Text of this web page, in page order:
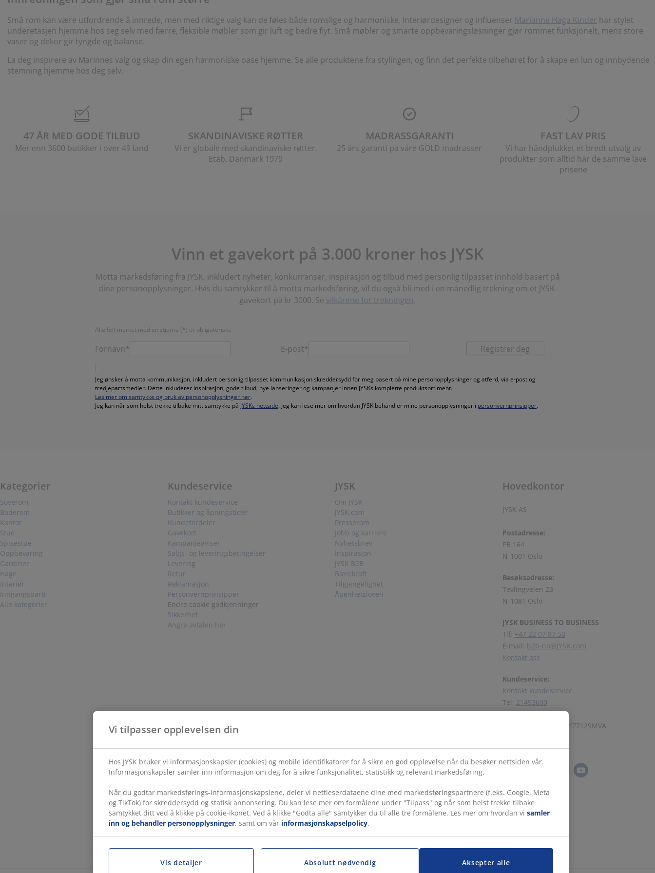
Små rom kan være utfordrende å innrede, men med riktige valg kan de føles både romslige og harmoniske. Interiørdesigner og influenser Marianne Haga Kinder har stylet
underetasjen hjemme hos seg selv med færre, fleksible møbler som gir luft og bedre flyt. Små møbler og smarte oppbevaringsløsninger gjør rommet funksjonelt, mens store
vaser og dekor gir tyngde og balanse.
La deg inspirere av Marinnes valg og skap din egen harmoniske oase hjemme. Se alle produktene fra stylingen, og finn det perfekte tilbehøret for å skape en lun og innbydende
stemning hjemme hos deg selv.
47 ÅR MED GODE TILBUD
Mer enn 3600 butikker i over 49 land
SKANDINAVISKE RØTTER
Vi er globale med skandinaviske røtter.
Etab. Danmark 1979
MADRASSGARANTI
25 års garanti på våre GOLD madrasser
FAST LAV PRIS
Vi har håndplukket et bredt utvalg av
produkter som alltid har de samme lave
prisene
Vinn et gavekort på 3.000 kroner hos JYSK
Motta markedsføring fra JYSK, inkludert nyheter, konkurranser, inspirasjon og tilbud med personlig tilpasset innhold basert på
dine personopplysninger. Hvis du samtykker til å motta markedsføring, vil du også bli med i en månedlig trekning om et JYSK-
gavekort på kr 3000. Se vilkårene for trekningen.
Alle felt merket med en stjerne (*) er obligatoriske
Fornavn* E-post* Registrer deg
Jeg ønsker å motta kommunikasjon, inkludert personlig tilpasset kommunikasjon skreddersydd for meg basert på mine personopplysninger og atferd, via e-post og
tredjepartsmedier. Dette inkluderer inspirasjon, gode tilbud, nye lanseringer og kampanjer innen JYSKs komplette produktsortiment.
Les mer om samtykke og bruk av personopplysninger her.
Jeg kan når som helst trekke tilbake mitt samtykke på JYSKs nettside. Jeg kan lese mer om hvordan JYSK behandler mine personopplysninger i personvernprinsipper.
Kategorier
Soverom
Baderom
Kontor
Stue
Spisestue
Oppbevaring
Gardiner
Hage
Interiør
Inngangsparti
Alle kategorier
Kundeservice
Kontakt kundeservice
Butikker og åpningstider
Kundefordeler
Gavekort
Kampanjeaviser
Salgs- og leveringsbetingelser
Levering
Retur
Reklamasjon
Personvernprinsipper
Endre cookie godkjenninger
Sikkerhet
Angre avtalen her
JYSK
Om JYSK
JYSK.com
Presserom
Jobb og karriere
Nyhetsbrev
Inspirasjon
JYSK B2B
Bærekraft
Tilgjengelighet
Åpenhetsloven
Hovedkontor
JYSK AS
Postadresse:
PB 164
N-1001 Oslo
Besøksadresse:
Tevlingveien 23
N-1081 Oslo
JYSK BUSINESS TO BUSINESS
Tlf: +47 22 07 87 50
E-mail: b2b-no@JYSK.com
Kontakt oss
Kundeservice:
Kontakt kundeservice
Tel: 21493600
JYSK Org. nr. NO947477129MVA
Følg JYSK
Vi tilpasser opplevelsen din
Hos JYSK bruker vi informasjonskapsler (cookies) og mobile identifikatorer for å sikre en god opplevelse når du besøker nettsiden vår.
Informasjonskapsler samler inn informasjon om deg for å sikre funksjonalitet, statistikk og relevant markedsføring.
Når du godtar markedsførings-informasjonskapslene, deler vi nettleserdataene dine med markedsføringspartnere (f.eks. Google, Meta
og TikTok) for skreddersydd og statisk annonsering. Du kan lese mer om formålene under "Tilpass" og når som helst trekke tilbake
samtykket ditt ved å klikke på cookie-ikonet. Ved å klikke "Godta alle" samtykker du til alle tre formålene. Les mer om hvordan vi samler
inn og behandler personopplysninger, samt om vår informasjonskapselpolicy.
Aksepter alle
Vis detaljer Absolutt nødvendig